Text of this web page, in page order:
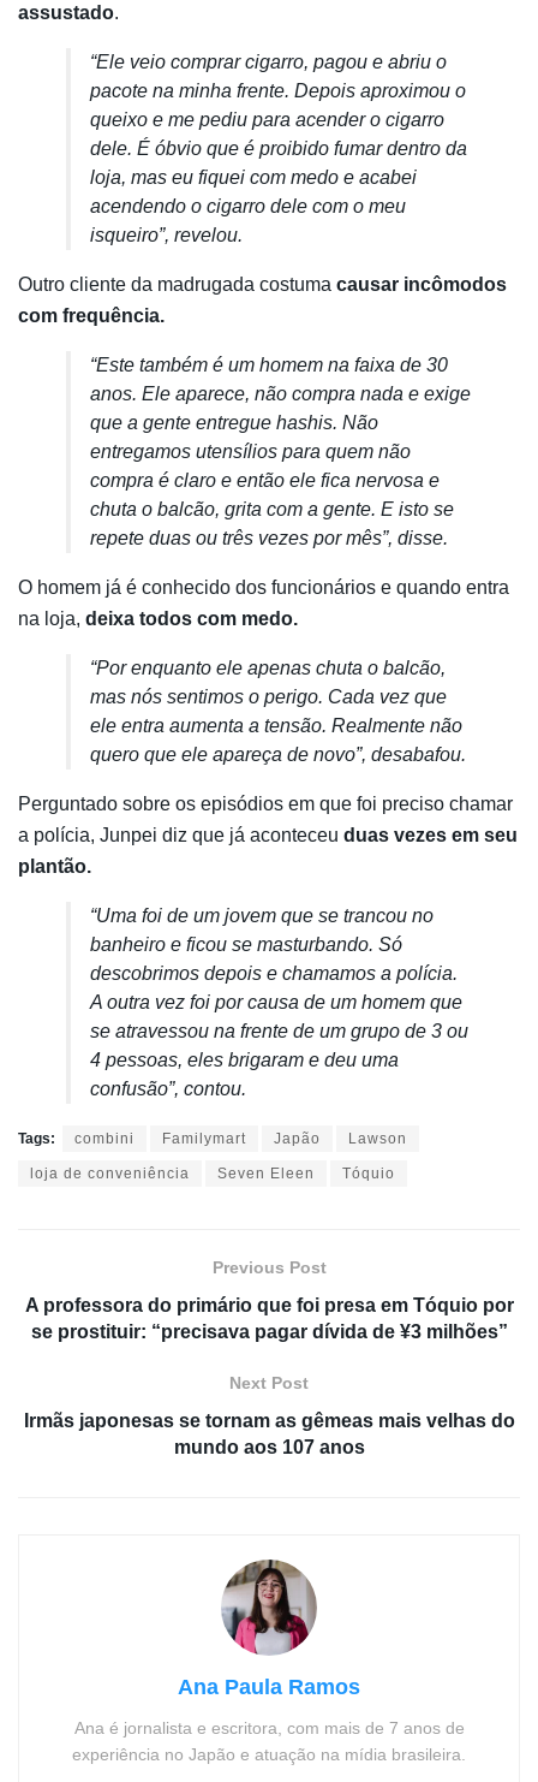
assustado.
“Ele veio comprar cigarro, pagou e abriu o
pacote na minha frente. Depois aproximou o
queixo e me pediu para acender o cigarro
dele. É óbvio que é proibido fumar dentro da
loja, mas eu fiquei com medo e acabei
acendendo o cigarro dele com o meu
isqueiro”, revelou.
Outro cliente da madrugada costuma causar incômodos
com frequência.
“Este também é um homem na faixa de 30
anos. Ele aparece, não compra nada e exige
que a gente entregue hashis. Não
entregamos utensílios para quem não
compra é claro e então ele fica nervosa e
chuta o balcão, grita com a gente. E isto se
repete duas ou três vezes por mês”, disse.
O homem já é conhecido dos funcionários e quando entra
na loja, deixa todos com medo.
“Por enquanto ele apenas chuta o balcão,
mas nós sentimos o perigo. Cada vez que
ele entra aumenta a tensão. Realmente não
quero que ele apareça de novo”, desabafou.
Perguntado sobre os episódios em que foi preciso chamar
a polícia, Junpei diz que já aconteceu duas vezes em seu
plantão.
“Uma foi de um jovem que se trancou no
banheiro e ficou se masturbando. Só
descobrimos depois e chamamos a polícia.
A outra vez foi por causa de um homem que
se atravessou na frente de um grupo de 3 ou
4 pessoas, eles brigaram e deu uma
confusão”, contou.
Tags: combini Familymart Japão Lawson
loja de conveniência Seven Eleen Tóquio
Previous Post
A professora do primário que foi presa em Tóquio por
se prostituir: “precisava pagar dívida de ¥3 milhões”
Next Post
Irmãs japonesas se tornam as gêmeas mais velhas do
mundo aos 107 anos
Ana Paula Ramos
Ana é jornalista e escritora, com mais de 7 anos de
experiência no Japão e atuação na mídia brasileira.